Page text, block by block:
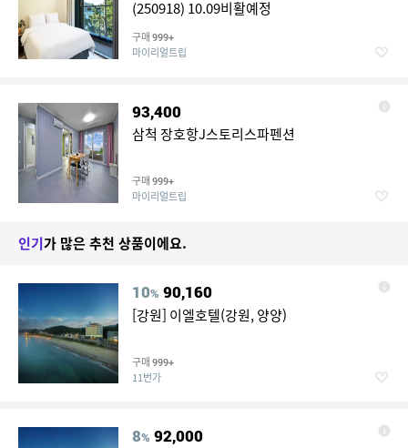
(250918) 10.09비활예정
구매 999+
마이리얼트립
93,400
삼척 장호항J스토리스파펜션
구매 999+
마이리얼트립
인기가 많은 추천 상품이에요.
10% 90,160
[강원] 이엘호텔(강원, 양양)
구매 999+
11번가
8% 92,000